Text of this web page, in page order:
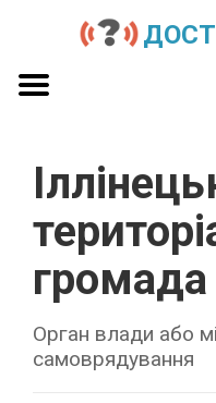
громада
Орган влади або
самоврядування